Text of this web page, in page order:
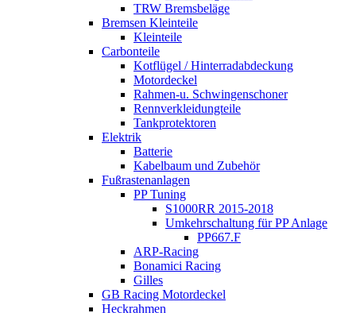
TRW Bremsbeläge
Bremsen Kleinteile
Kleinteile
Carbonteile
Kotflügel / Hinterradabdeckung
Motordeckel
Rahmen-u. Schwingenschoner
Rennverkleidungteile
Tankprotektoren
Elektrik
Batterie
Kabelbaum und Zubehör
Fußrastenanlagen
PP Tuning
S1000RR 2015-2018
Umkehrschaltung für PP Anlage
PP667.F
ARP-Racing
Bonamici Racing
Gilles
GB Racing Motordeckel
Heckrahmen